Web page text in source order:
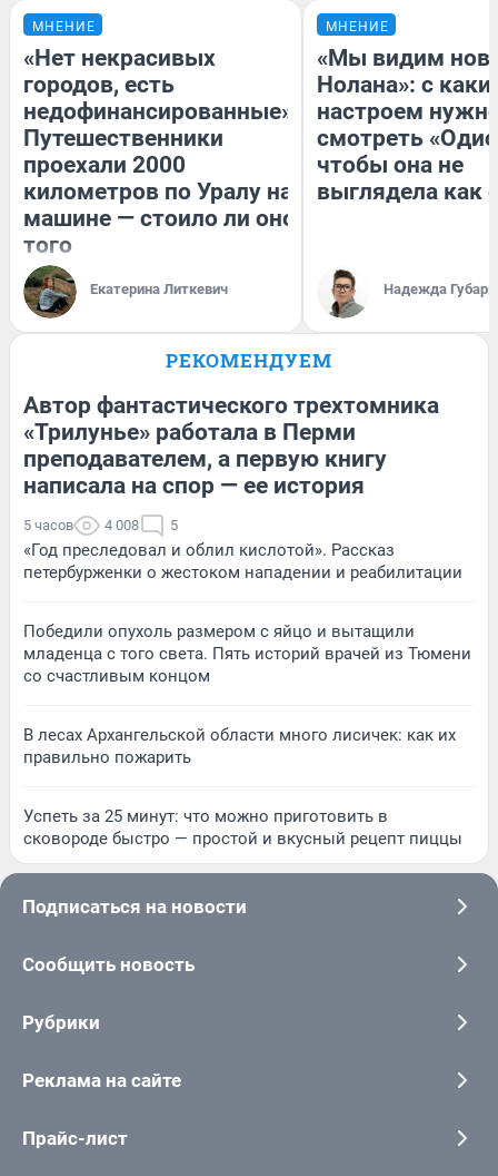
МНЕНИЕ
«Нет некрасивых
городов, есть
недофинансированные».
Путешественники
проехали 2000
километров по Уралу на
машине — стоило ли оно
того
Екатерина Литкевич
МНЕНИЕ
«Мы видим
Нолана»: с
настроем
смотреть
чтобы она не
выглядела как
Надежда Губарь
РЕКОМЕНДУЕМ
Автор фантастического трехтомника
«Трилунье» работала в Перми
преподавателем, а первую книгу
написала на спор — ее история
5 часов 4 008 5
«Год преследовал и облил кислотой». Рассказ
петербурженки о жестоком нападении и реабилитации
Победили опухоль размером с яйцо и вытащили
младенца с того света. Пять историй врачей из Тюмени
со счастливым концом
В лесах Архангельской области много лисичек: как их
правильно пожарить
Успеть за 25 минут: что можно приготовить в
сковороде быстро — простой и вкусный рецепт пиццы
Подписаться на новости
Сообщить новость
Рубрики
Реклама на сайте
Прайс-лист